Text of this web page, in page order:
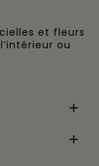
et fleurs
ou

